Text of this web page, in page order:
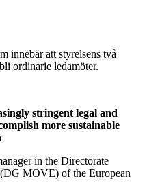
innebär att styrelsens två
ordinarie ledamöter.
stringent legal and
more sustainable
in the Directorate
MOVE) of the European